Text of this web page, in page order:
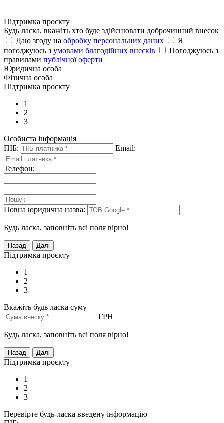
Підтримка проєкту
Будь ласка, вкажіть хто буде здійснювати доброчинний внесок
Даю згоду на обробку персональних даних
Я
погоджуюсь з умовами благодійних внесків
Погоджуюсь з
правилами публічної оферти
Юридична особа
Фізична особа
Підтримка проєкту
1
2
3
Особиста інформація
ПІБ:
Email:
Телефон:
Повна юридична назва:
Будь ласка, заповніть всі поля вірно!
Підтримка проєкту
1
2
3
Вкажіть будь ласка суму
ГРН
Будь ласка, заповніть всі поля вірно!
Підтримка проєкту
1
2
3
Перевірте будь-ласка введену інформацію